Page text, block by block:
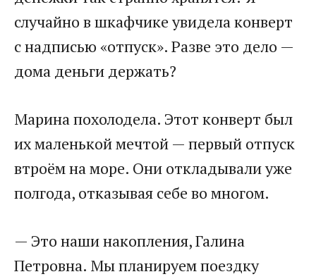
случайно в шкафчике увидела конверт
с надписью «отпуск». Разве это дело —
дома деньги держать?
Марина похолодела. Этот конверт был
их маленькой мечтой — первый отпуск
втроём на море. Они откладывали уже
полгода, отказывая себе во многом.
— Это наши накопления, Галина
Петровна. Мы планируем поездку